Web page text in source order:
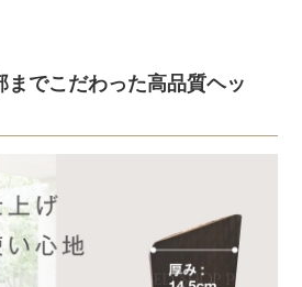
までこだわった高品質ヘッ